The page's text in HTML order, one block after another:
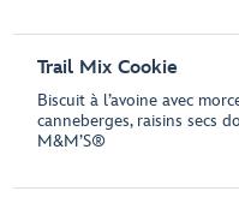
Trail Mix Cookie
Biscuit à l’avoine avec
canneberges, raisins secs
M&M’S®